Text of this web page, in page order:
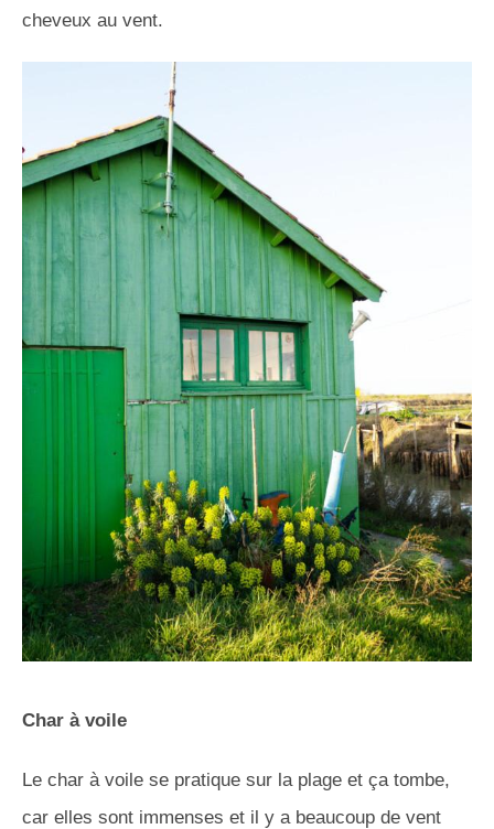
cheveux au vent.
Char à voile
Le char à voile se pratique sur la plage et ça tombe,
car elles sont immenses et il y a beaucoup de vent